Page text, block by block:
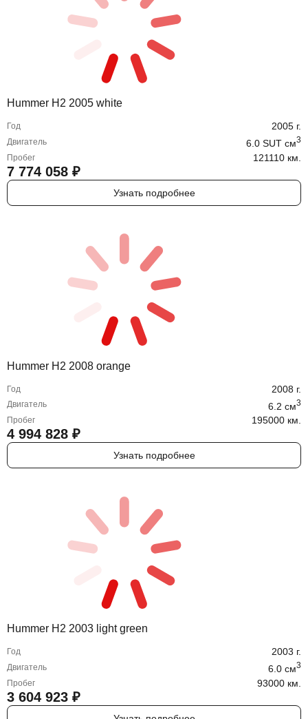
Hummer H2 2005 white
Год 2005 г.
Двигатель 6.0 SUT cм3
Пробег 121110 км.
7 774 058 ₽
Узнать подробнее
Hummer H2 2008 orange
Год 2008 г.
Двигатель 6.2 cм3
Пробег 195000 км.
4 994 828 ₽
Узнать подробнее
Hummer H2 2003 light green
Год 2003 г.
Двигатель 6.0 cм3
Пробег 93000 км.
3 604 923 ₽